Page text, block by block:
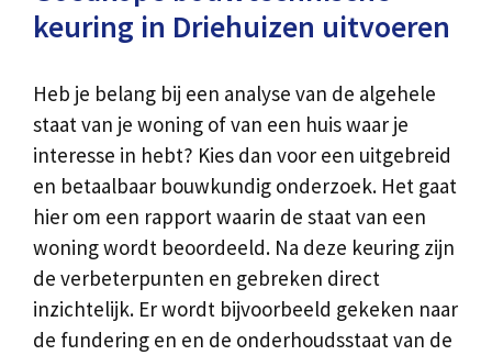
keuring in Driehuizen uitvoeren
Heb je belang bij een analyse van de algehele
staat van je woning of van een huis waar je
interesse in hebt? Kies dan voor een uitgebreid
en betaalbaar bouwkundig onderzoek. Het gaat
hier om een rapport waarin de staat van een
woning wordt beoordeeld. Na deze keuring zijn
de verbeterpunten en gebreken direct
inzichtelijk. Er wordt bijvoorbeeld gekeken naar
de fundering en en de onderhoudsstaat van de